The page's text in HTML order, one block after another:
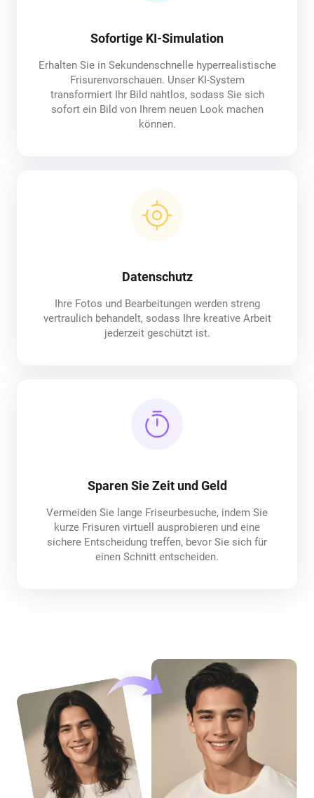
Sofortige KI-Simulation
Erhalten Sie in Sekundenschnelle hyperrealistische
Frisurenvorschauen. Unser KI-System
transformiert Ihr Bild nahtlos, sodass Sie sich
sofort ein Bild von Ihrem neuen Look machen
können.
Datenschutz
Ihre Fotos und Bearbeitungen werden streng
vertraulich behandelt, sodass Ihre kreative Arbeit
jederzeit geschützt ist.
Sparen Sie Zeit und Geld
Vermeiden Sie lange Friseurbesuche, indem Sie
kurze Frisuren virtuell ausprobieren und eine
sichere Entscheidung treffen, bevor Sie sich für
einen Schnitt entscheiden.